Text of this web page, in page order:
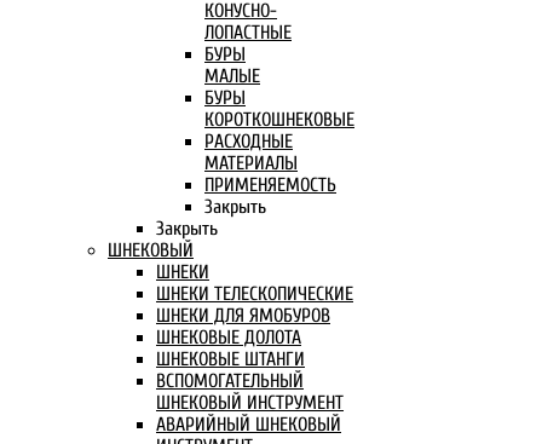
КОНУСНО-
ЛОПАСТНЫЕ
БУРЫ
МАЛЫЕ
БУРЫ
КОРОТКОШНЕКОВЫЕ
РАСХОДНЫЕ
МАТЕРИАЛЫ
ПРИМЕНЯЕМОСТЬ
Закрыть
Закрыть
ШНЕКОВЫЙ
ШНЕКИ
ШНЕКИ ТЕЛЕСКОПИЧЕСКИЕ
ШНЕКИ ДЛЯ ЯМОБУРОВ
ШНЕКОВЫЕ ДОЛОТА
ШНЕКОВЫЕ ШТАНГИ
ВСПОМОГАТЕЛЬНЫЙ
ШНЕКОВЫЙ ИНСТРУМЕНТ
АВАРИЙНЫЙ ШНЕКОВЫЙ